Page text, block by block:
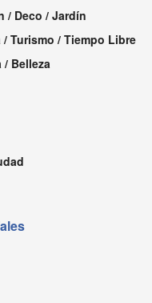
/ Deco / Jardín
Turismo / Tiempo Libre
/ Belleza